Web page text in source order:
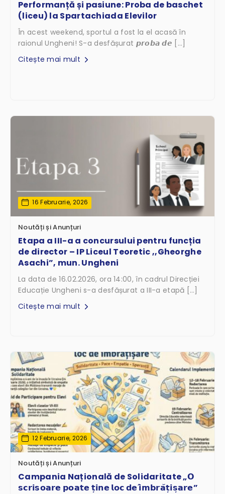
Performanță și pasiune: Proba de baschet
(liceu) la Spartachiada Elevilor
În acest weekend, sportul a fost la el acasă în
raionul Ungheni! S-a desfășurat 𝙥𝙧𝙤𝙗𝙖 𝙙𝙚 […]
Citește mai mult
16 Februarie, 2026
Noutăți și Anunțuri
Etapa a III-a a concursului pentru funcția
de director – IP Liceul Teoretic ,,Gheorghe
Asachi”, mun. Ungheni
La data de 16.02.2026, ora 14:00, în cadrul Direcției
Educație Ungheni s-a desfășurat a III-a etapă […]
Citește mai mult
12 Februarie, 2026
Noutăți și Anunțuri
Campania Națională de Solidaritate „𝗢
𝘀𝗰𝗿𝗶𝘀𝗼𝗮𝗿𝗲 𝗽𝗼𝗮𝘁𝗲 𝘁̦𝗶𝗻𝗲 𝗹𝗼𝗰 𝗱𝗲 𝗶̂𝗺𝗯𝗿𝗮̆𝘁̦𝗶𝘀̦𝗮𝗿𝗲”